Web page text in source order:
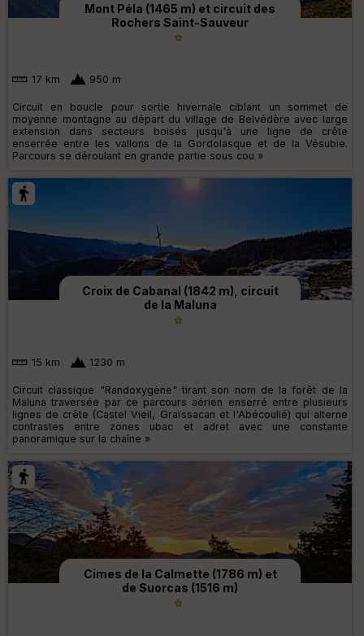
Mont Péla (1465 m) et circuit des
Rochers Saint-Sauveur
17 km 950 m
Circuit en boucle pour sortie hivernale ciblant un sommet de
moyenne montagne au départ du village de Belvédère avec large
extension dans secteurs boisés jusqu'à une ligne de crête
enserrée entre les vallons de la Gordolasque et de la Vésubie.
Parcours se déroulant en grande partie sous cou »
Croix de Cabanal (1842 m), circuit
de la Maluna
15 km 1230 m
Circuit classique "Randoxygène" tirant son nom de la forêt de la
Maluna traversée par ce parcours aérien enserré entre plusieurs
lignes de crête (Castel Vieil, Graïssacan et l'Abécoulié) qui alterne
contrastes entre zones ubac et adret avec une constante
panoramique sur la chaîne »
Cimes de la Calmette (1786 m) et
de Suorcas (1516 m)